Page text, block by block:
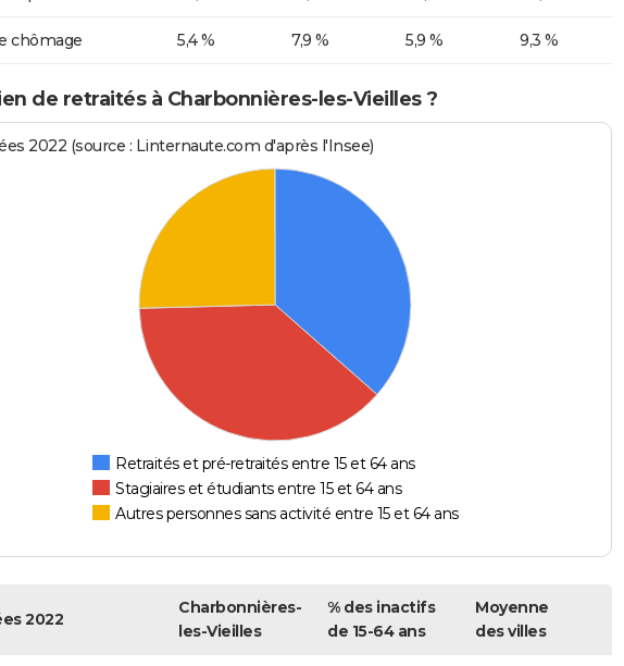
chômage 5,4 % 7,9 % 5,9 % 9,3 %
de retraités à Charbonnières-les-Vieilles ?
2022 (source : Linternaute.com d'après l'Insee)
Retraités et pré-retraités entre 15 et 64 ans
Stagiaires et étudiants entre 15 et 64 ans
Autres personnes sans activité entre 15 et 64 ans
2022
Charbonnières-
les-Vieilles
% des inactifs
de 15-64 ans
Moyenne
des villes